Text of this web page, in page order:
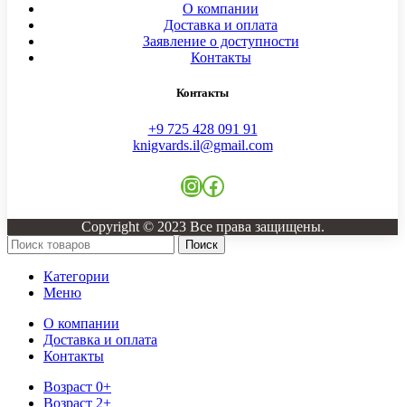
О компании
Доставка и оплата
Заявление о доступности
Контакты
Контакты
+9 725 428 091 91
knigvards.il@gmail.com
Instagram
Facebook
Copyright © 2023 Все права защищены.
Поиск
Категории
Меню
О компании
Доставка и оплата
Контакты
Возраст 0+
Возраст 2+